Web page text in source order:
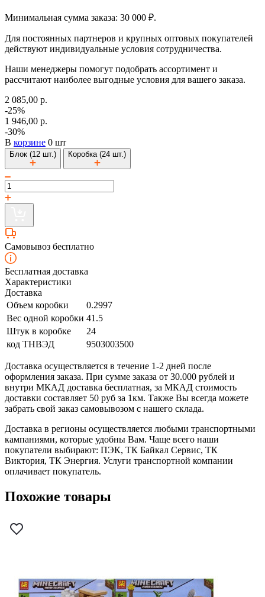
Минимальная сумма заказа: 30 000 ₽.
Для постоянных партнеров и крупных оптовых покупателей
действуют индивидуальные условия сотрудничества.
Наши менеджеры помогут подобрать ассортимент и
рассчитают наиболее выгодные условия для вашего заказа.
2 085,00 р.
-25%
1 946,00 р.
-30%
В корзине 0 шт
Блок (12 шт.) Коробка (24 шт.)
Самовывоз бесплатно
Бесплатная доставка
Характеристики
Доставка
Объем коробки
0.2997
Вес одной коробки 41.5
Штук в коробке
24
код ТНВЭД
9503003500
Доставка осуществляется в течение 1-2 дней после
оформления заказа. При сумме заказа от 30.000 рублей и
внутри МКАД доставка бесплатная, за МКАД стоимость
доставки составляет 50 руб за 1км. Также Вы всегда можете
забрать свой заказ самовывозом с нашего склада.
Доставка в регионы осуществляется любыми транспортными
кампаниями, которые удобны Вам. Чаще всего наши
покупатели выбирают: ПЭК, ТК Байкал Сервис, ТК
Виктория, ТК Энергия. Услуги транспортной компании
оплачивает покупатель.
Похожие товары